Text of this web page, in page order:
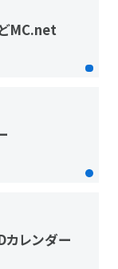
MC.net
カレンダー